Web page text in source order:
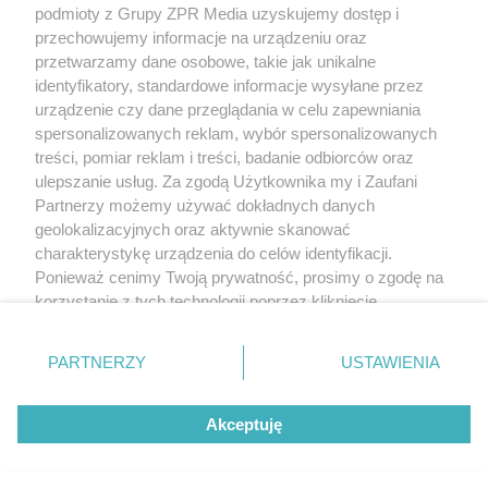
rozpowszechniany lub dalej rozpowszechniany w jakikolwiek sposób (w
tym także elektroniczny lub mechaniczny) na jakimkolwiek polu
eksploatacji w jakiejkolwiek formie, włącznie z umieszczaniem w Internecie
bez pisemnej zgody właściciela praw. Jakiekolwiek użycie lub
wykorzystanie utworów w całości lub w części z naruszeniem prawa, tzn.
bez właściwej zgody, jest zabronione pod groźbą kary i może być ścigane
prawnie.
O nas
podmioty z Grupy ZPR Media uzyskujemy dostęp i
przechowujemy informacje na urządzeniu oraz
przetwarzamy dane osobowe, takie jak unikalne
identyfikatory, standardowe informacje wysyłane przez
urządzenie czy dane przeglądania w celu zapewniania
spersonalizowanych reklam, wybór spersonalizowanych
treści, pomiar reklam i treści, badanie odbiorców oraz
ulepszanie usług. Za zgodą Użytkownika my i Zaufani
Partnerzy możemy używać dokładnych danych
geolokalizacyjnych oraz aktywnie skanować
charakterystykę urządzenia do celów identyfikacji.
Ponieważ cenimy Twoją prywatność, prosimy o zgodę na
korzystanie z tych technologii poprzez kliknięcie
zmienić/wycofać klikając przycisk ustawień prywatności
znajdujący się w lewym dolnym rogu strony
rodzaje przetwarzania danych nie wymagają zgody
użytkownika, ale masz prawo sprzeciwić się takiemu
przetwarzaniu. Preferencje będą miały zastosowanie tylko
PARTNERZY USTAWIENIA
Akceptuję